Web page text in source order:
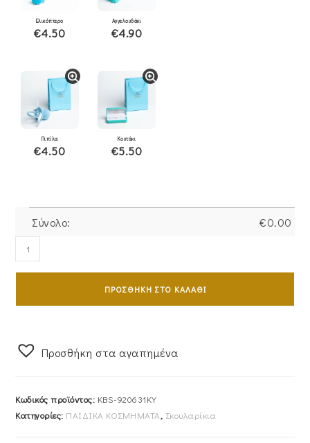
Ελικόπτερο
€4.50
Αγγελουδάκι
€4.90
Πιπίλα
€4.50
Κουτάκι
€5.50
Σύνολο: €0.00
Σκουλαρίκια
Χρυσά
ποσότητα
ΠΡΟΣΘΉΚΗ ΣΤΟ ΚΑΛΆΘΙ
Προσθήκη στα αγαπημένα
Κωδικός προϊόντος: KBS-920631KY
Κατηγορίες: ΠΑΙΔΙΚΑ ΚΟΣΜΗΜΑΤΑ, Σκουλαρίκια